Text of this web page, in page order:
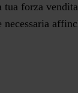
tua forza
necessaria